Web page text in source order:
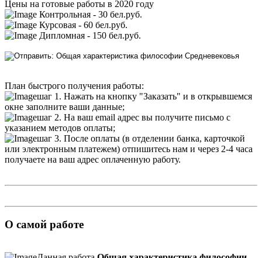
Цены на готовые работы в 2020 году
Контрольная - 30 бел.руб.
Курсовая - 60 бел.руб.
Дипломная - 150 бел.руб.
План быстрого получения работы:
шаг 1. Нажать на кнопку "Заказать" и в открывшемся
окне заполните ваши данные;
шаг 2. На ваш email адрес вы получите письмо с
указанием методов оплаты;
шаг 3. После оплаты (в отделении банка, карточкой
или электронным платежем) отпишитесь нам и через 2-4 часа
получаете на ваш адрес оплаченную работу.
О самой работе